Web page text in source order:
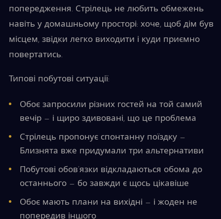
попередження. Стрілець не любить обмежень
навіть у домашньому просторі: хоче, щоб дім був
місцем, звідки легко виходити і куди приємно
повертатись.
Типові побутові ситуації:
Обоє запросили різних гостей на той самий
вечір — і щиро здивовані, що це проблема
Стрілець пропонує спонтанну поїздку —
Близнята вже придумали три альтернативи
Побутові обов’язки відкладаються обома до
останнього — бо завжди є щось цікавіше
Обоє мають плани на вихідні — і жоден не
попередив іншого